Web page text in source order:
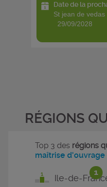
Date de la
st jean de vedas - du 14/09/2026 au
29/09/2028
RÉGIONS
1
Top 3 des régions
maîtrise
Ile-de-